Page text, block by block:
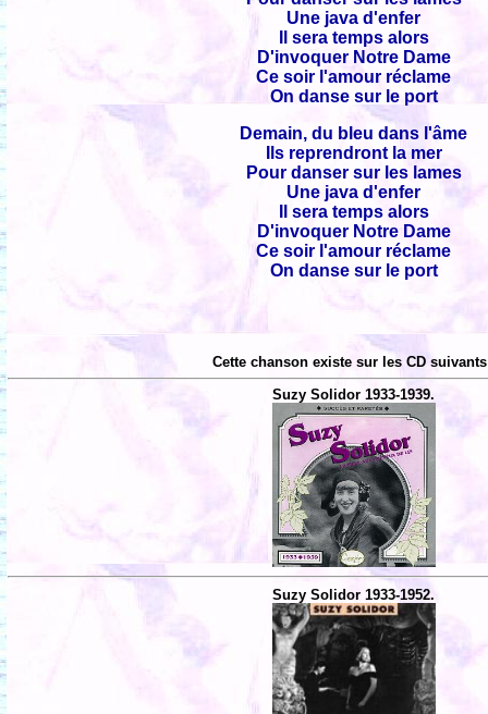
Une java d'enfer
Il sera temps alors
D'invoquer Notre Dame
Ce soir l'amour réclame
On danse sur le port
Demain, du bleu dans l'âme
Ils reprendront la mer
Pour danser sur les lames
Une java d'enfer
Il sera temps alors
D'invoquer Notre Dame
Ce soir l'amour réclame
On danse sur le port
Cette chanson existe sur les CD
Suzy Solidor 1933-1939.
Suzy Solidor 1933-1952.